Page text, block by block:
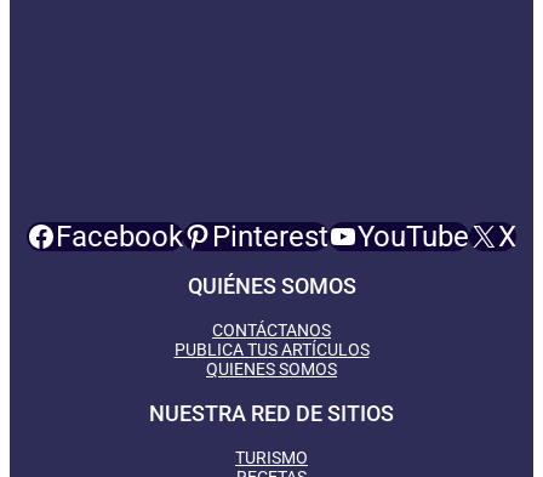
Facebook Pinterest YouTube X
QUIÉNES SOMOS
CONTÁCTANOS
PUBLICA TUS ARTÍCULOS
QUIENES SOMOS
NUESTRA RED DE SITIOS
TURISMO